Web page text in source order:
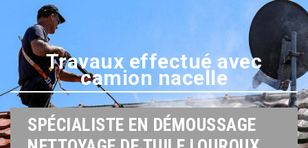
Travaux effectué avec
camion nacelle
SPÉCIALISTE EN DÉMOUSSAGE